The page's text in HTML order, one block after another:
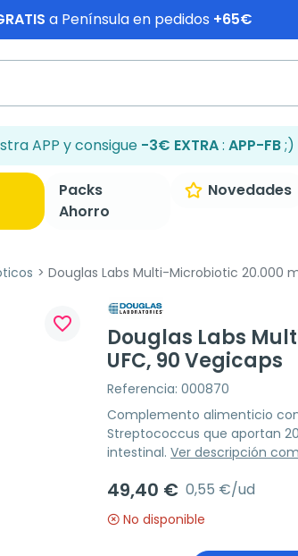
a Península en pedidos +65€
APP y consigue -3€ EXTRA: APP-FB;)
Packs
Ahorro
Novedades
Douglas Labs Multi-Microbiotic 20.000
favorite_border
Douglas Labs
UFC, 90 Vegicaps
Referencia: 000870
Complemento alimenticio
Streptococcus que aportan
intestinal. Ver descripción
49,40 € 0,55 €/ud
No disponible